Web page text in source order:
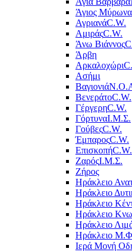
Άγιος
ΑγριανάC.W.
ΑμιράςC.W.
Άνω Βιάννος
Άρβη
Αρκαλοχώρι
Ασήμι
Βαγιονιά
ΒενεράτοC.W.
ΓέργερηC.W.
ΓόρτυναΙ.Μ.Σ.
ΓούβεςC.W.
ΈμπαροςC.W.
ΕπισκοπήC.W.
ΖαρόςΙ.Μ.Σ.
Ζήρος
Ηράκλειο
Ηράκλειο
Ηράκλειο
Ηράκλειο
Ηράκλειο
Ηράκλειο
Ιερά Μονή